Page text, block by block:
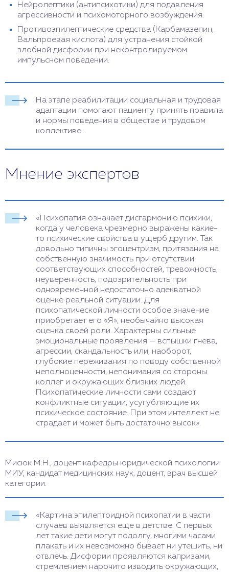
Нейролептики (антипсихотики) для подавления
агрессивности и психомоторного возбуждения.
Противоэпилептические средства (Карбамазепин,
Вальпроевая кислота) для устранения стойкой
злобной дисфории при неконтролируемом
импульсном поведении.
На этапе реабилитации социальная и трудовая
адаптации помогают пациенту принять правила
и нормы поведения в обществе и трудовом
коллективе.
Мнение экспертов
«Психопатия означает дисгармонию психики,
когда у человека чрезмерно выражены какие-
то психические свойства в ущерб другим. Так
довольно типичны эгоцентризм, притязания на
собственную значимость при отсутствии
соответствующих способностей, тревожность,
неуверенность, подозрительность при
одновременной недостаточно адекватной
оценке реальной ситуации. Для
психопатической личности особое значение
приобретает его «Я», необычайно высокая
оценка своей роли. Характерны сильные
эмоциональные проявления — вспышки гнева,
агрессии, скандальность или, наоборот,
глубокие переживания по поводу собственной
неполноценности, непонимания со стороны
коллег и окружающих близких людей.
Психопатические личности сами создают
конфликтные ситуации, усугубляющие их
психическое состояние. При этом интеллект не
страдает и может быть достаточно высок».
Мисюк М.Н., доцент кафедры юридической психологии
МИУ, кандидат медицинских наук, доцент, врач высшей
категории.
«Картина эпилептоидной психопатии в части
случаев выявляется еще в детстве. С первых
лет такие дети могут подолгу, многими часами
плакать и их невозможно бывает ни утешить, ни
отвлечь. Дисфории проявляются капризами,
стремлением нарочито изводить окружающих,